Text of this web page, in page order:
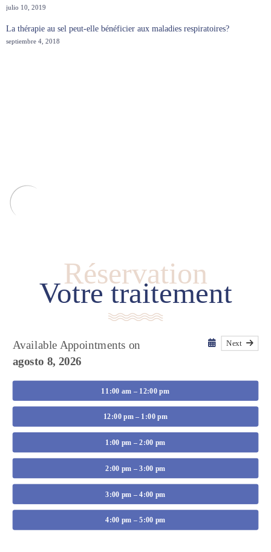
julio 10, 2019
La thérapie au sel peut-elle bénéficier aux maladies respiratoires?
septiembre 4, 2018
Réservation
Votre traitement
Available Appointments on
agosto 8, 2026
Next
11:00 am – 12:00 pm
12:00 pm – 1:00 pm
1:00 pm – 2:00 pm
2:00 pm – 3:00 pm
3:00 pm – 4:00 pm
4:00 pm – 5:00 pm